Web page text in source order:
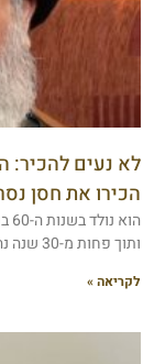
לא נעים להכיר:
הכירו את חסן
ותוך פחות מ-30 שנה נהיה ראש ארגון הטרור והמיליציה
לקריאה »